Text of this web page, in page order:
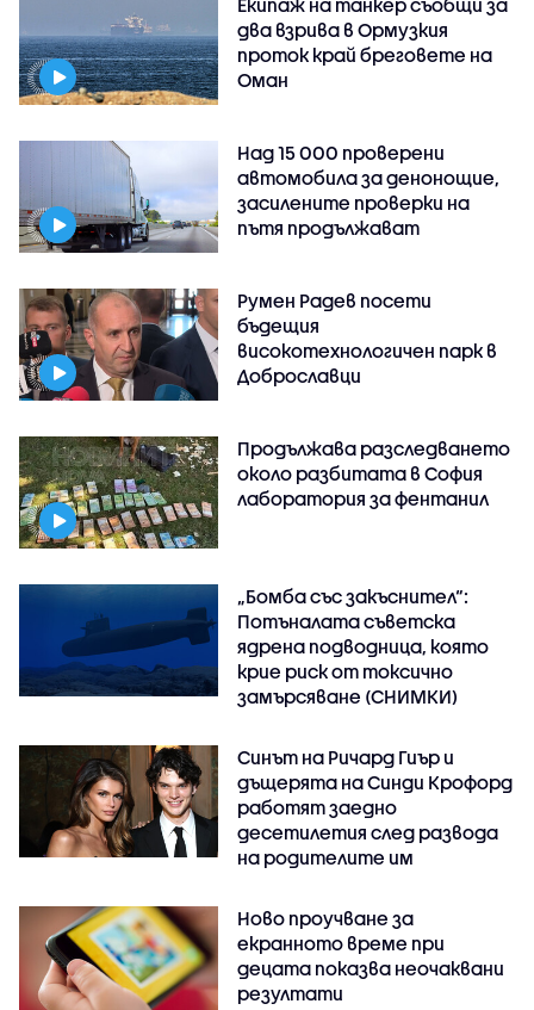
Екипаж на танкер съобщи за
два взрива в Ормузкия
проток край бреговете на
Оман
Над 15 000 проверени
автомобила за денонощие,
засилените проверки на
пътя продължават
Румен Радев посети
бъдещия
високотехнологичен парк в
Доброславци
Продължава разследването
около разбитата в София
лаборатория за фентанил
„Бомба със закъснител“:
Потъналата съветска
ядрена подводница, която
крие риск от токсично
замърсяване (СНИМКИ)
Синът на Ричард Гиър и
дъщерята на Синди Крофорд
работят заедно
десетилетия след развода
на родителите им
Ново проучване за
екранното време при
децата показва неочаквани
резултати